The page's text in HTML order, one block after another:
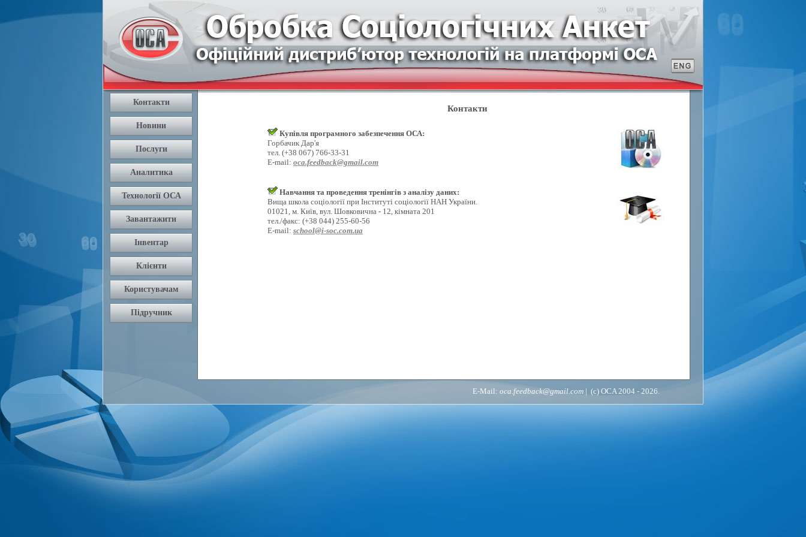
Контакти
Купівля програмного забезпечення ОСА:
Горбачик Дар'я
тел. (+38 067) 766-33-31
E-mail: oca.feedback@gmail.com
Навчання та проведення тренінгів з аналізу даних:
Вища школа соціології при Інституті соціології НАН України.
01021, м. Київ, вул. Шовковична - 12, кімната 201
тел./факс: (+38 044) 255-60-56
E-mail: school@i-soc.com.ua
E-Mail: oca.feedback@gmail.com | (c) OCA 2004 - 2026.